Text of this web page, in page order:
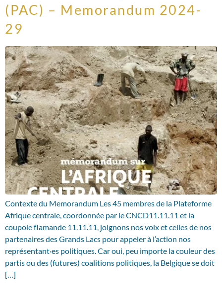
(PAC) – Memorandum 2024-
29
Contexte du Memorandum Les 45 membres de la Plateforme
Afrique centrale, coordonnée par le CNCD11.11.11 et la
coupole flamande 11.11.11, joignons nos voix et celles de nos
partenaires des Grands Lacs pour appeler à l’action nos
représentant·es politiques. Car oui, peu importe la couleur des
partis ou des (futures) coalitions politiques, la Belgique se doit
[…]